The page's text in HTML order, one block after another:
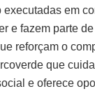
em
e fazem parte
reforçam o
que
e oferece